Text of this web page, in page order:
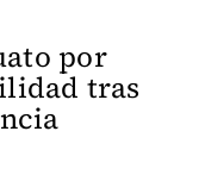
por
tras